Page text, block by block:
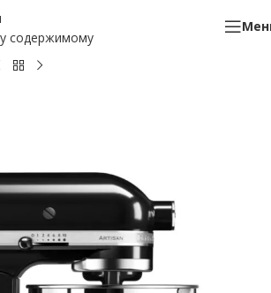
содержимому